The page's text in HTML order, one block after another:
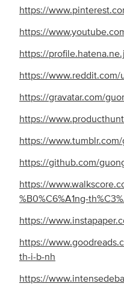
https://
https://
https://
https://
https://gravatar.com/
https://
https://
https://github.com/
https://
%B0%C6%A1ng-
https://
https://
th-i-b-nh
https://